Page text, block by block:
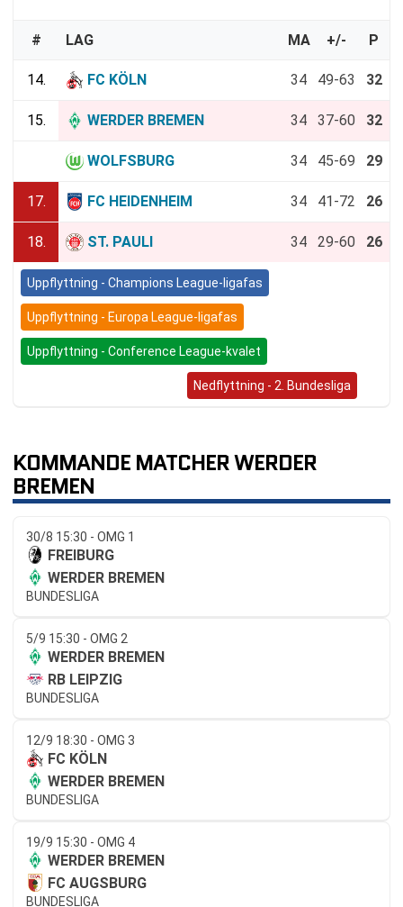
# LAG MA +/- P
14. FC KÖLN 34 49-63 32
15. WERDER BREMEN 34 37-60 32
WOLFSBURG 34 45-69 29
17. FC HEIDENHEIM 34 41-72 26
18. ST. PAULI 34 29-60 26
Uppflyttning - Champions League-ligafas
Uppflyttning - Europa League-ligafas
Uppflyttning - Conference League-kvalet
Nedflyttning - 2. Bundesliga
KOMMANDE MATCHER WERDER
BREMEN
30/8 15:30 - OMG 1
FREIBURG
WERDER BREMEN
BUNDESLIGA
5/9 15:30 - OMG 2
WERDER BREMEN
RB LEIPZIG
BUNDESLIGA
12/9 18:30 - OMG 3
FC KÖLN
WERDER BREMEN
BUNDESLIGA
19/9 15:30 - OMG 4
WERDER BREMEN
FC AUGSBURG
BUNDESLIGA